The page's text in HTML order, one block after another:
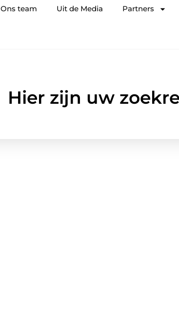
Ons team Uit de Media Partners
Hier zijn uw